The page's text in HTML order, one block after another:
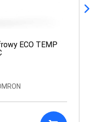
ECO TEMP